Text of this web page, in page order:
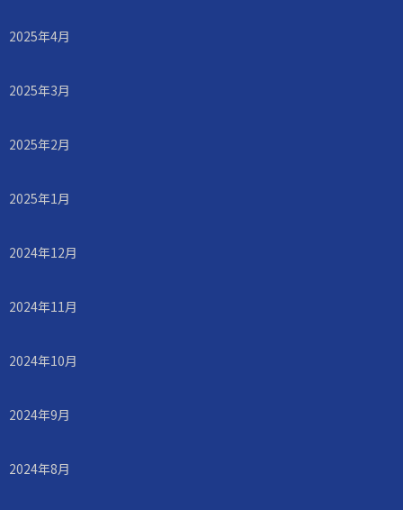
2025年4月
2025年3月
2025年2月
2025年1月
2024年12月
2024年11月
2024年10月
2024年9月
2024年8月